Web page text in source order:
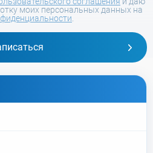
моих персональных данных на